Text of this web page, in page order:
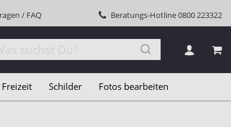
/ FAQ Beratungs-Hotline0800 223322
Schilder Fotos bearbeiten